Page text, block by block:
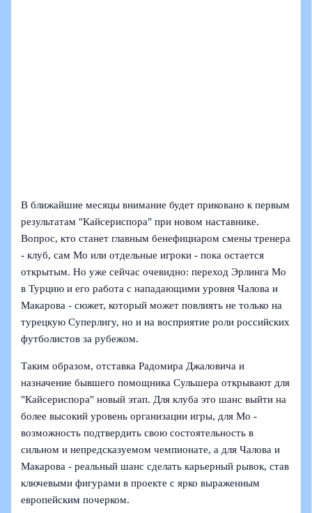
В ближайшие месяцы внимание будет приковано к первым
результатам "Кайсериспора" при новом наставнике.
Вопрос, кто станет главным бенефициаром смены тренера
- клуб, сам Мо или отдельные игроки - пока остается
открытым. Но уже сейчас очевидно: переход Эрлинга Мо
в Турцию и его работа с нападающими уровня Чалова и
Макарова - сюжет, который может повлиять не только на
турецкую Суперлигу, но и на восприятие роли российских
футболистов за рубежом.
Таким образом, отставка Радомира Джаловича и
назначение бывшего помощника Сульшера открывают для
"Кайсериспора" новый этап. Для клуба это шанс выйти на
более высокий уровень организации игры, для Мо -
возможность подтвердить свою состоятельность в
сильном и непредсказуемом чемпионате, а для Чалова и
Макарова - реальный шанс сделать карьерный рывок, став
ключевыми фигурами в проекте с ярко выраженным
европейским почерком.